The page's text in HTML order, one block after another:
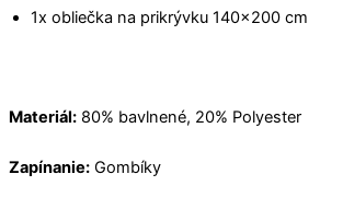
1x obliečka na prikrývku 140×200 cm
Materiál: 80% bavlnené, 20% Polyester
Zapínanie: Gombíky